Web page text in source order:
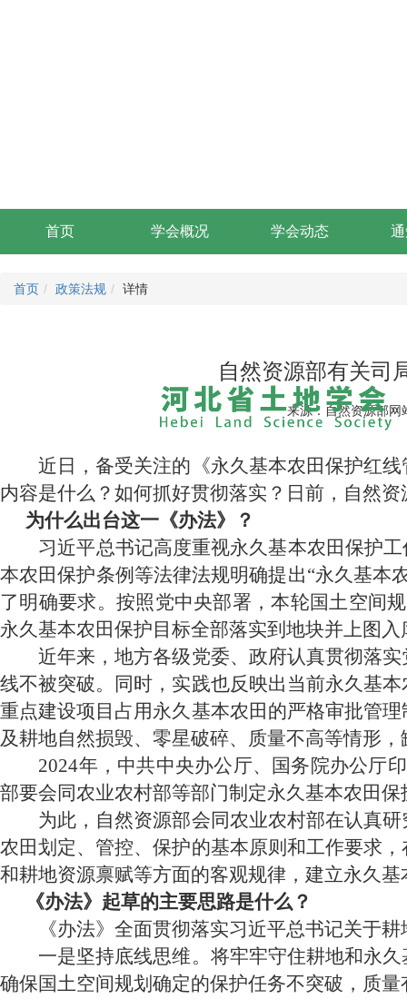
首页 学会概况 学会动态
首页 政策法规 详情
自然资源部有关司
来源：自然资源部网
近日，备受关注的《永久基本农田保护红
内容是什么？如何抓好贯彻落实？日前，自然
为什么出台这一《办法》？
习近平总书记高度重视永久基本农田保护工
本农田保护条例等法律法规明确提出“永久基本
了明确要求。按照党中央部署，本轮国土空间
永久基本农田保护目标全部落实到地块并上图入
近年来，地方各级党委、政府认真贯彻落实
线不被突破。同时，实践也反映出当前永久基
重点建设项目占用永久基本农田的严格审批管
及耕地自然损毁、零星破碎、质量不高等情形
2024年，中共中央办公厅、国务院办公厅
部要会同农业农村部等部门制定永久基本农田
为此，自然资源部会同农业农村部在认真研
农田划定、管控、保护的基本原则和工作要求
和耕地资源禀赋等方面的客观规律，建立永久基
《办法》起草的主要思路是什么？
《办法》全面贯彻落实习近平总书记关于耕
一是坚持底线思维。将牢牢守住耕地和永久
确保国土空间规划确定的保护任务不突破，质量